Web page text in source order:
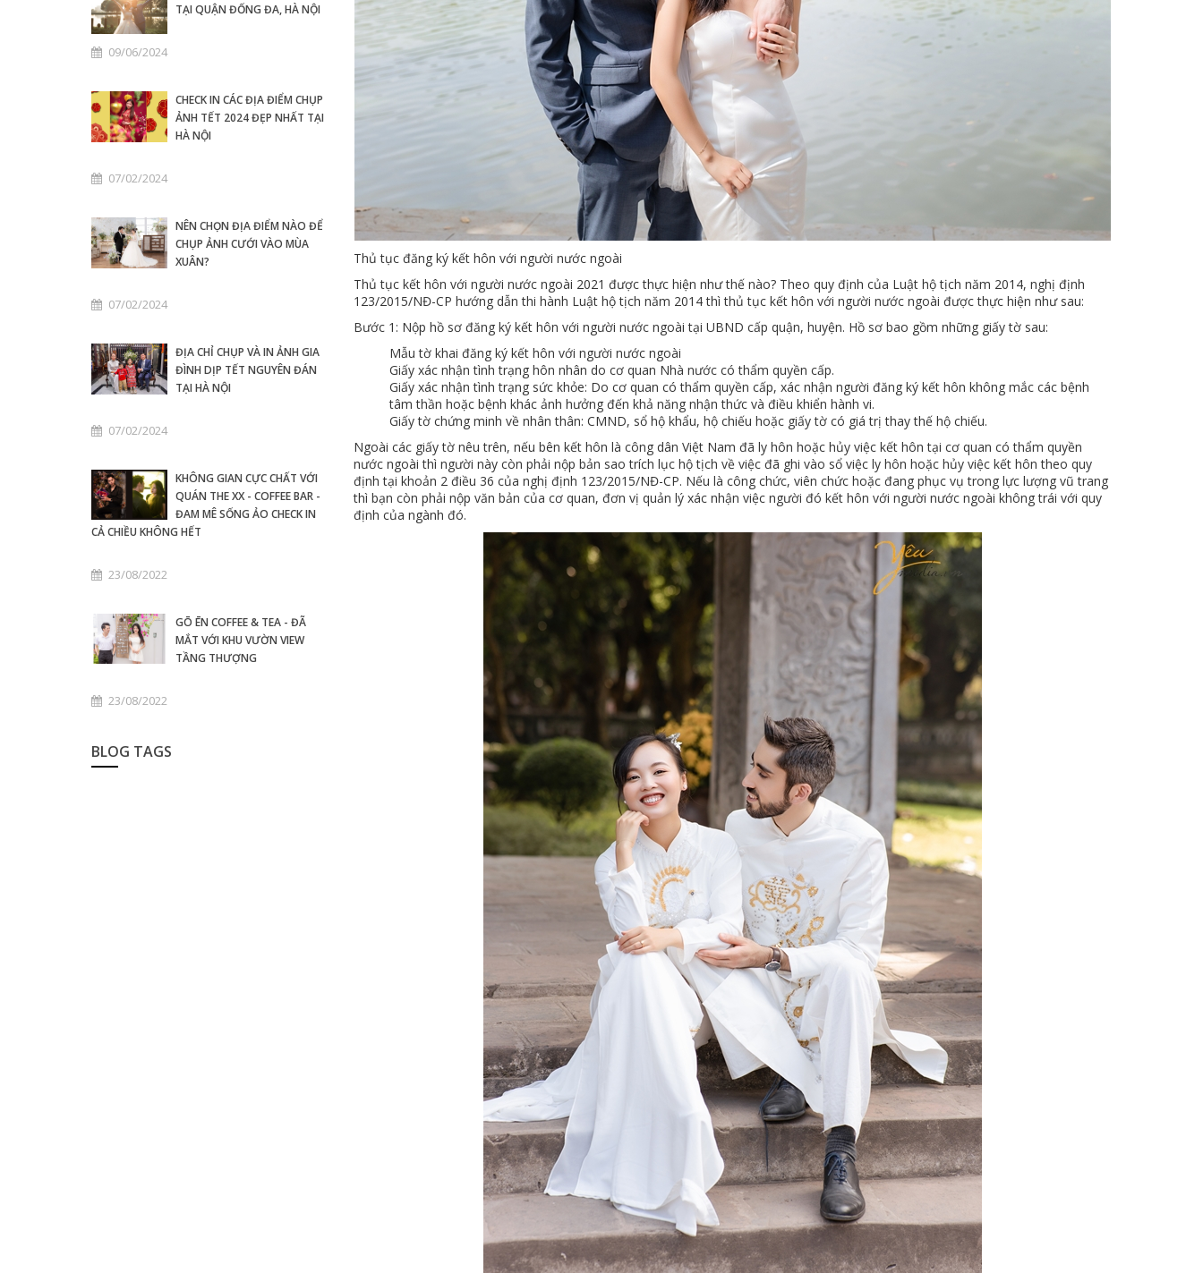
TẠI QUẬN ĐỐNG ĐA, HÀ NỘI
09/06/2024
CHECK IN CÁC ĐỊA ĐIỂM CHỤP
ẢNH TẾT 2024 ĐẸP NHẤT TẠI
HÀ NỘI
07/02/2024
NÊN CHỌN ĐỊA ĐIỂM NÀO ĐỂ
CHỤP ẢNH CƯỚI VÀO MÙA
XUÂN?
07/02/2024
ĐỊA CHỈ CHỤP VÀ IN ẢNH GIA
ĐÌNH DỊP TẾT NGUYÊN ĐÁN
TẠI HÀ NỘI
07/02/2024
KHÔNG GIAN CỰC CHẤT VỚI
QUÁN THE XX - COFFEE BAR -
ĐAM MÊ SỐNG ẢO CHECK IN
CẢ CHIỀU KHÔNG HẾT
23/08/2022
GŌ ĒN COFFEE & TEA - ĐÃ
MẮT VỚI KHU VƯỜN VIEW
TẦNG THƯỢNG
23/08/2022
BLOG TAGS
Thủ tục đăng ký kết hôn với người nước ngoài
Thủ tục kết hôn với người nước ngoài 2021 được thực hiện như thế nào? Theo quy định của Luật hộ tịch năm 2014, nghị định
123/2015/NĐ-CP hướng dẫn thi hành Luật hộ tịch năm 2014 thì thủ tục kết hôn với người nước ngoài được thực hiện như sau:
Bước 1: Nộp hồ sơ đăng ký kết hôn với người nước ngoài tại UBND cấp quận, huyện. Hồ sơ bao gồm những giấy tờ sau:
Mẫu tờ khai đăng ký kết hôn với người nước ngoài
Giấy xác nhận tình trạng hôn nhân do cơ quan Nhà nước có thẩm quyền cấp.
Giấy xác nhận tình trạng sức khỏe: Do cơ quan có thẩm quyền cấp, xác nhận người đăng ký kết hôn không mắc các bệnh
tâm thần hoặc bệnh khác ảnh hưởng đến khả năng nhận thức và điều khiển hành vi.
Giấy tờ chứng minh về nhân thân: CMND, sổ hộ khẩu, hộ chiếu hoặc giấy tờ có giá trị thay thế hộ chiếu.
Ngoài các giấy tờ nêu trên, nếu bên kết hôn là công dân Việt Nam đã ly hôn hoặc hủy việc kết hôn tại cơ quan có thẩm quyền
nước ngoài thì người này còn phải nộp bản sao trích lục hộ tịch về việc đã ghi vào sổ việc ly hôn hoặc hủy việc kết hôn theo quy
định tại khoản 2 điều 36 của nghị định 123/2015/NĐ-CP. Nếu là công chức, viên chức hoặc đang phục vụ trong lực lượng vũ trang
thì bạn còn phải nộp văn bản của cơ quan, đơn vị quản lý xác nhận việc người đó kết hôn với người nước ngoài không trái với quy
định của ngành đó.